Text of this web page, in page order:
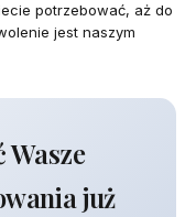
potrzebować, aż do
jest naszym
już